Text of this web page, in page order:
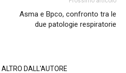
Asma e Bpco, confronto tra le
due patologie respiratorie
ALTRO DALL'AUTORE